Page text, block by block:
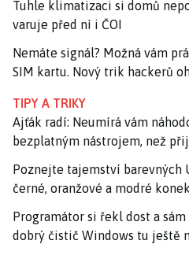
Tuhle klimatizaci si domů
varuje před ní i ČOI
Nemáte signál? Možná vám
SIM kartu. Nový trik hackerů
TIPY A TRIKY
Ajťák radí: Neumírá vám
bezplatným nástrojem, než
Poznejte tajemství barevných
černé, oranžové a modré
Programátor si řekl dost a
dobrý čistič Windows tu ještě